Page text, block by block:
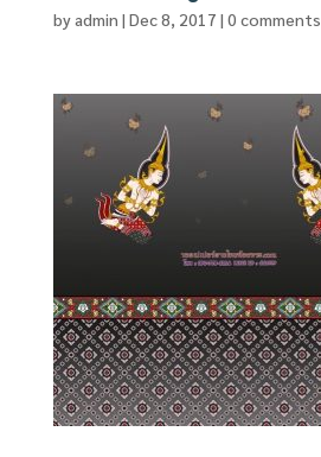
byadmin | Dec 8, 2017 | 0 comments